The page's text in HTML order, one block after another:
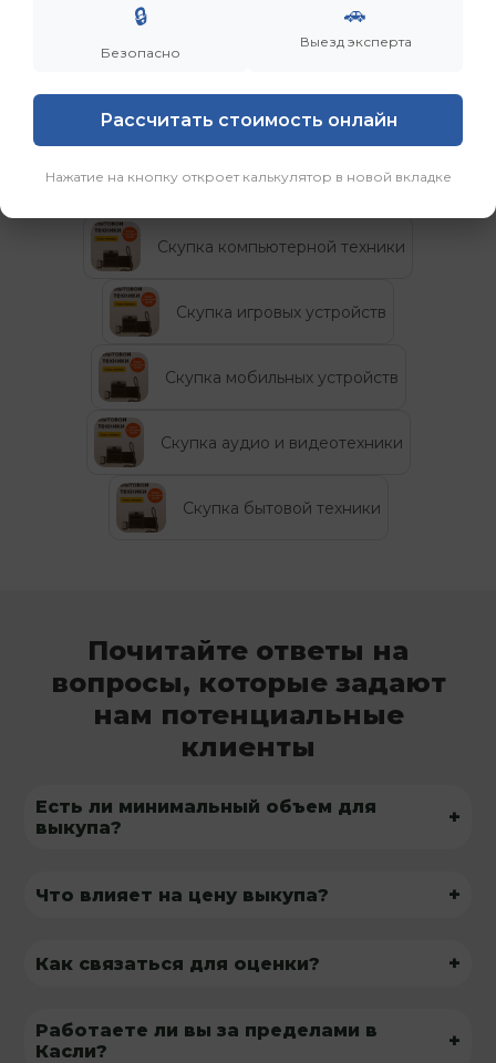
“Мы не скупаем старую технику. Мы даем вещам
вторую жизнь, а их владельцам — новую
Категории
Скупка компьютерной техники
Скупка игровых устройств
Скупка мобильных устройств
Скупка аудио и видеотехники
Скупка бытовой техники
Почитайте ответы на
вопросы, которые задают
нам потенциальные
клиенты
Есть ли минимальный объем для
выкупа?
+
Что влияет на цену выкупа? +
Как связаться для оценки? +
Работаете ли вы за пределами в
Касли?
+
🔒
Безопасно
🚗
Выезд эксперта
Рассчитать стоимость онлайн
Нажатие на кнопку откроет калькулятор в новой вкладке